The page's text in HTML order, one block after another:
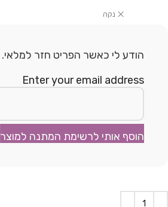
נקה
הודע לי כאשר הפריט חזר למלאי.
Enter your email address
הוסף אותי לרשימת המתנה למוצר